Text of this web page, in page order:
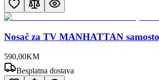
Nosač za TV MANHATTAN
590,00KM
Besplatna dostava